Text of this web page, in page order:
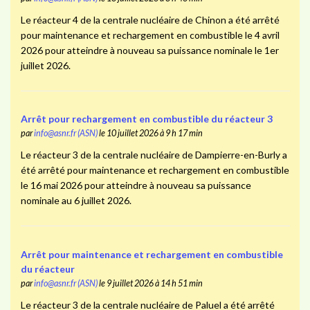
Le réacteur 4 de la centrale nucléaire de Chinon a été arrêté
pour maintenance et rechargement en combustible le 4 avril
2026 pour atteindre à nouveau sa puissance nominale le 1er
juillet 2026.
Arrêt pour rechargement en combustible du réacteur 3
parinfo@asnr.fr (ASN)le 10 juillet 2026 à 9 h 17 min
Le réacteur 3 de la centrale nucléaire de Dampierre-en-Burly a
été arrêté pour maintenance et rechargement en combustible
le 16 mai 2026 pour atteindre à nouveau sa puissance
nominale au 6 juillet 2026.
Arrêt pour maintenance et rechargement en combustible
du réacteur
parinfo@asnr.fr (ASN)le 9 juillet 2026 à 14 h 51 min
Le réacteur 3 de la centrale nucléaire de Paluel a été arrêté